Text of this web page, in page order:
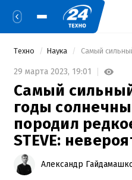
Техно Наука
29 марта 2023, 19:01
Самый
годы
породил
STEVE:
Александр